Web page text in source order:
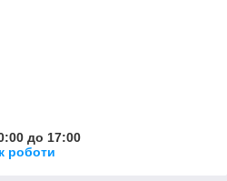
до 17:00
роботи